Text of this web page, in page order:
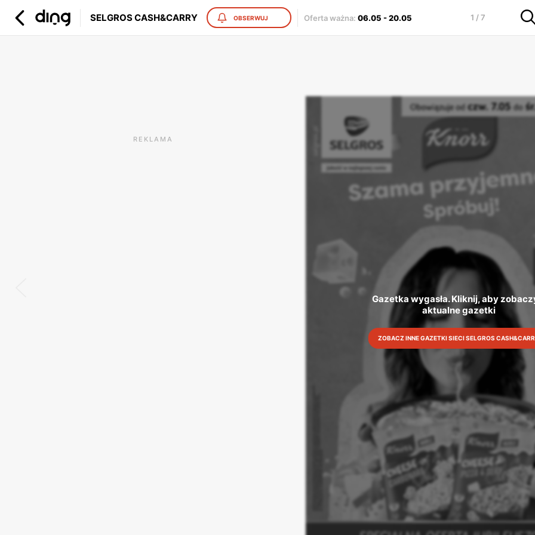
SELGROS CASH&CARRY OBSERWUJ Oferta ważna: 06.05 -20.05 1 / 7
REKLAMA
Gazetka wygasła. Kliknij, aby
aktualne gazetki
ZOBACZ INNE GAZETKI SIECI SELGROS